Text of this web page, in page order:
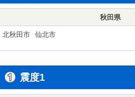
秋田県
北秋田市 仙北市
震度1